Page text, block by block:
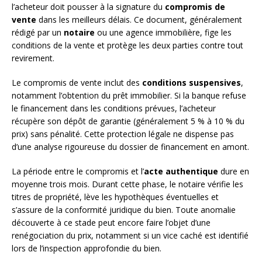
l’acheteur doit pousser à la signature du compromis de
vente dans les meilleurs délais. Ce document, généralement
rédigé par un notaire ou une agence immobilière, fige les
conditions de la vente et protège les deux parties contre tout
revirement.
Le compromis de vente inclut des conditions suspensives,
notamment l’obtention du prêt immobilier. Si la banque refuse
le financement dans les conditions prévues, l’acheteur
récupère son dépôt de garantie (généralement 5 % à 10 % du
prix) sans pénalité. Cette protection légale ne dispense pas
d’une analyse rigoureuse du dossier de financement en amont.
La période entre le compromis et l’acte authentique dure en
moyenne trois mois. Durant cette phase, le notaire vérifie les
titres de propriété, lève les hypothèques éventuelles et
s’assure de la conformité juridique du bien. Toute anomalie
découverte à ce stade peut encore faire l’objet d’une
renégociation du prix, notamment si un vice caché est identifié
lors de l’inspection approfondie du bien.